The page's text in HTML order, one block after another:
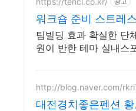
워크숍 준비 스트레
팀빌딩 효과 확실한 단
원이 반한 테마 실내스
http://blog.naver.com/
대전경치좋은펜션 황